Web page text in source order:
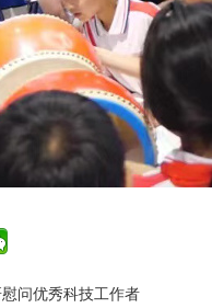
问优秀科技工作者